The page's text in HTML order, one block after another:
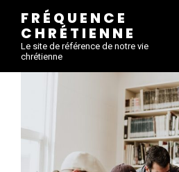
FRÉQUENCE
CHRÉTIENNE
Le site de référence de notre vie
chrétienne